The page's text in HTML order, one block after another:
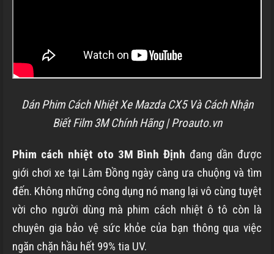
Dán Phim Cách Nhiệt Xe Mazda CX5 Và Cách Nhận
Biết Film 3M Chính Hãng | Proauto.vn
Phim cách nhiệt oto 3M Bình Định đang dần được
giới chơi xe tại Lâm Đồng ngày càng ưa chuộng và tìm
đến. Không những công dụng nó mang lại vô cùng tuyệt
vời cho người dùng mà phim cách nhiệt ô tô còn là
chuyên gia bảo vệ sức khỏe của bạn thông qua việc
ngăn chặn hầu hết 99% tia UV.